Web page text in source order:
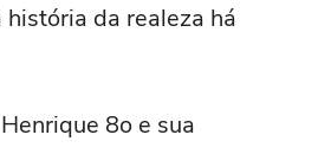
da realeza há
8o e sua